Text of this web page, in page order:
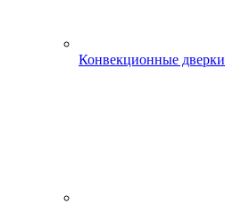
Конвекционные дверки